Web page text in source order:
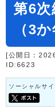
第6次
（3
[公開日：
ID:6623
ソーシャルサ